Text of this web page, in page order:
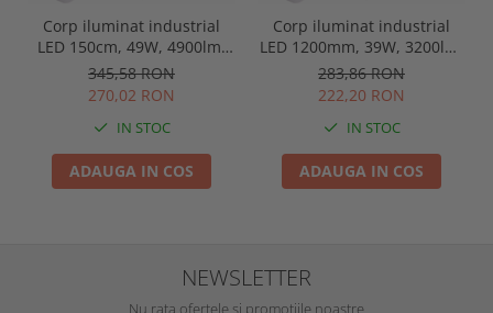
Corp iluminat industrial
LED 150cm, 49W, 4900lm,
4000K, IP65, IK09, 180grade,
Intelight 93105
345,58 RON
270,02 RON
IN STOC
ADAUGA IN COS
Corp iluminat industrial
LED 1200mm, 39W, 3200lm,
4000K, IP65, IK09, 180grade,
Intelight 93103
283,86 RON
222,20 RON
IN STOC
ADAUGA IN COS
NEWSLETTER
Nu rata ofertele si promotiile noastre